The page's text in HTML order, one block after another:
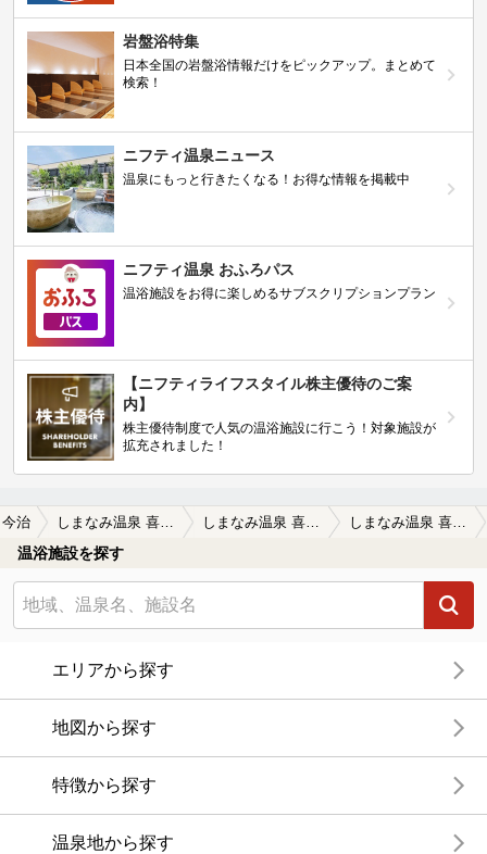
岩盤浴特集
日本全国の岩盤浴情報だけをピックアップ。まとめて
検索！
ニフティ温泉ニュース
温泉にもっと行きたくなる！お得な情報を掲載中
ニフティ温泉 おふろパス
温浴施設をお得に楽しめるサブスクリプションプラン
【ニフティライフスタイル株主優待のご案
内】
株主優待制度で人気の温浴施設に行こう！対象施設が
拡充されました！
今治 しまなみ温泉 喜助の湯 しまなみ温泉 喜助の湯の口コミ一覧 しまなみ温泉 喜助の湯の口コミ 普通のサウナとは別にロウリュウをかける…
温浴施設を探す
エリアから探す
地図から探す
特徴から探す
温泉地から探す